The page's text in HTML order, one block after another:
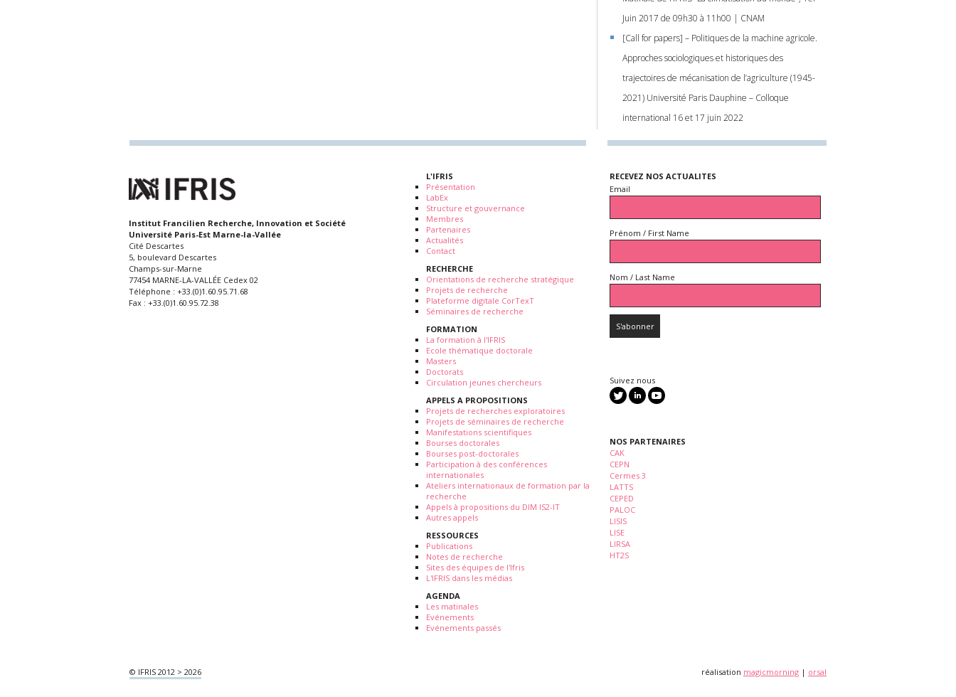
Juin 2017 de 09h30 à 11h00 | CNAM
[Call for papers] – Politiques de la machine agricole.
Approches sociologiques et historiques des
trajectoires de mécanisation de l’agriculture (1945-
2021) Université Paris Dauphine – Colloque
international 16 et 17 juin 2022
Institut Francilien Recherche, Innovation et Société
Université Paris-Est Marne-la-Vallée
Cité Descartes
5, boulevard Descartes
Champs-sur-Marne
77454 MARNE-LA-VALLÉE Cedex 02
Téléphone : +33.(0)1.60.95.71.68
Fax : +33.(0)1.60.95.72.38
L'IFRIS
Présentation
LabEx
Structure et gouvernance
Membres
Partenaires
Actualités
Contact
RECHERCHE
Orientations de recherche stratégique
Projets de recherche
Plateforme digitale CorTexT
Séminaires de recherche
FORMATION
La formation à l'IFRIS
Ecole thématique doctorale
Masters
Doctorats
Circulation jeunes chercheurs
APPELS A PROPOSITIONS
Projets de recherches exploratoires
Projets de séminaires de recherche
Manifestations scientifiques
Bourses doctorales
Bourses post-doctorales
Participation à des conférences
internationales
Ateliers internationaux de formation par la
recherche
Appels à propositions du DIM IS2-IT
Autres appels
RESSOURCES
Publications
Notes de recherche
Sites des équipes de l'Ifris
L'IFRIS dans les médias
AGENDA
Les matinales
Evénements
Evénements passés
RECEVEZ NOS ACTUALITES
Email
Prénom / First Name
Nom / Last Name
Suivez nous
NOS PARTENAIRES
CAK
CEPN
Cermes 3
LATTS
CEPED
PALOC
LISIS
LISE
LIRSA
HT2S
réalisation magicmorning | orsal
© IFRIS 2012 > 2026